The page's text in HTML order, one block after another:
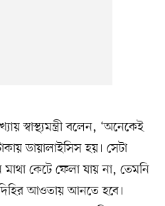
স্বাস্থ্যমন্ত্রী বলেন, ‘অনেকেই
ডায়ালাইসিস হয়। সেটা
মাথা কেটে ফেলা যায় না, তেমনি
আওতায় আনতে হবে।